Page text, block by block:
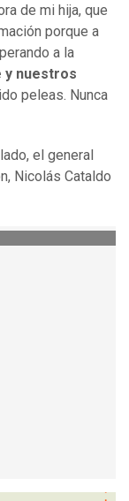
de mi hija, que
porque a
a la
y nuestros
peleas. Nunca
el general
Nicolás Cataldo